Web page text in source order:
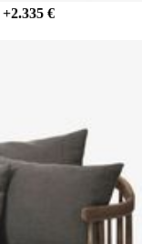
+2.335 €